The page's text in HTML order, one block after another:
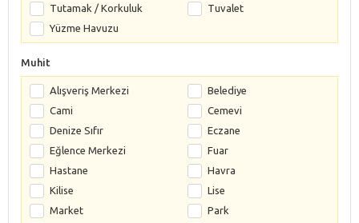
Tutamak / Korkuluk
Tuvalet
Yüzme Havuzu
Muhit
Alışveriş Merkezi
Belediye
Cami
Cemevi
Denize Sıfır
Eczane
Eğlence Merkezi
Fuar
Hastane
Havra
Kilise
Lise
Market
Park